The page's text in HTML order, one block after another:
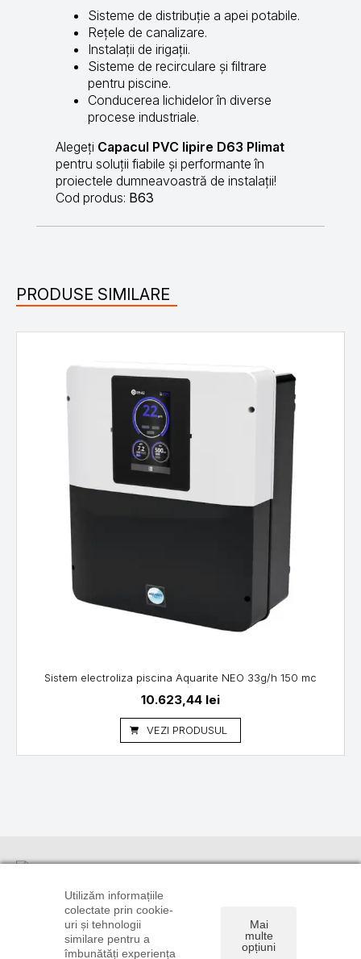
Sisteme de distribuție a apei potabile.
Rețele de canalizare.
Instalații de irigații.
Sisteme de recirculare și filtrare
pentru piscine.
Conducerea lichidelor în diverse
procese industriale.
Alegeți Capacul PVC lipire D63 Plimat
pentru soluții fiabile și performante în
proiectele dumneavoastră de instalații!
Cod produs: B63
PRODUSE SIMILARE
Sistem electroliza piscina Aquarite NEO 33g/h 150 mc
10.623,44 lei
VEZI PRODUSUL
0720 106
0722 585
Informații
TRANSPORT
ȘI PLATĂ
POLITICA DE
CONFIDENȚIALITATE
Suport
Linkuri utile
COMENZI
Utilizăm informațiile
colectate prin cookie-
uri și tehnologii
similare pentru a
îmbunătăți experiența
Mai
multe
opțiuni